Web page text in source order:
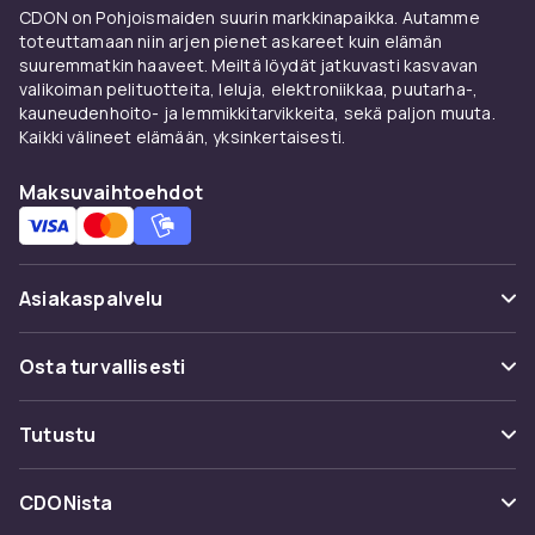
Sisäänrakennetut magneetit, jotka mahdollistavat
elementtien nopean ja vakaan liittämisen mihin
tahansa suuntaan.Linnojen, linnoitusten, maatilojen,
kylien ja muiden rakenteiden luominen ei ole koskaan
ollut näin helppoa ja hauskaa!
TUOTTEEN TEKNISET TIEDOT:
Nimi:
Moduulimaailma – Magneettiset palikoitaSetin
sisältö:
216 kappaletta) + keräilylaatikko
2 x 2 cm
kestävää muovia, jossa turvallinen painatus ja
sisäänrakennetut magneetit
CDON on Pohjoismaiden suurin markkinapaikka. Autamme
toteuttamaan niin arjen pienet askareet kuin elämän
suuremmatkin haaveet. Meiltä löydät jatkuvasti kasvavan
valikoiman pelituotteita, leluja, elektroniikkaa, puutarha-,
kauneudenhoito- ja lemmikkitarvikkeita, sekä paljon muuta.
Kaikki välineet elämään, yksinkertaisesti.
Maksuvaihtoehdot
Asiakaspalvelu
Usein kysyttyä (UKK)
Seuraa pakettia
Ota yhteyttä
Osta turvallisesti
Maksuvaihtoehdot
Toimitus
Tutustu
Kategoriat
CDONista